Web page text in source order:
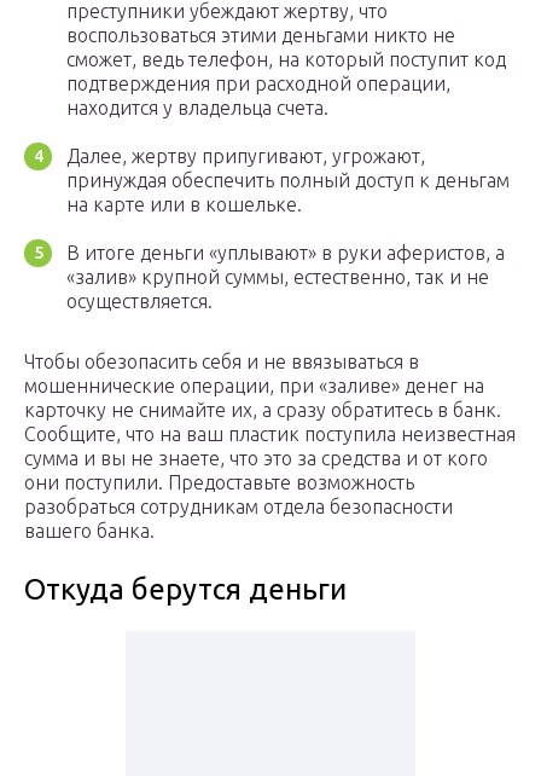
преступники убеждают жертву, что
воспользоваться этими деньгами никто не
сможет, ведь телефон, на который поступит код
подтверждения при расходной операции,
находится у владельца счета.
Далее, жертву припугивают, угрожают,
принуждая обеспечить полный доступ к деньгам
на карте или в кошельке.
В итоге деньги «уплывают» в руки аферистов, а
«залив» крупной суммы, естественно, так и не
осуществляется.
Чтобы обезопасить себя и не ввязываться в
мошеннические операции, при «заливе» денег на
карточку не снимайте их, а сразу обратитесь в банк.
Сообщите, что на ваш пластик поступила неизвестная
сумма и вы не знаете, что это за средства и от кого
они поступили. Предоставьте возможность
разобраться сотрудникам отдела безопасности
вашего банка.
Откуда берутся деньги